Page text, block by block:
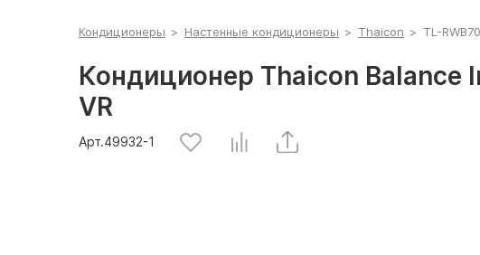
Кондиционеры > Настенные кондиционеры > Thaicon > TL-
Кондиционер Thaicon Balance
VR
Арт.49932-1